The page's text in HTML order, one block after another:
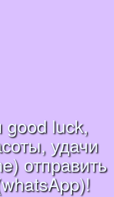
luck,
удачи
отправить